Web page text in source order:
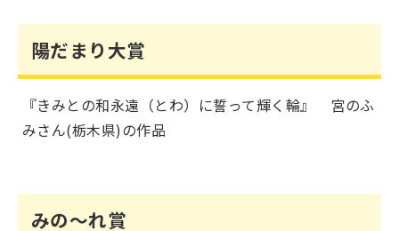
陽だまり大賞
『きみとの和永遠（とわ）に誓って輝く輪』 宮のふ
みさん(栃木県)の作品
みの～れ賞